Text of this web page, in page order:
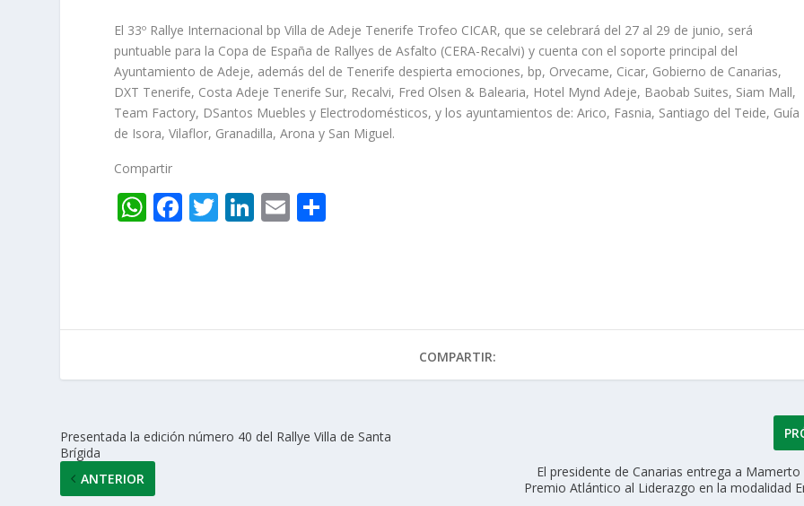
El 33º Rallye Internacional bp Villa de Adeje Tenerife Trofeo CICAR, que se celebrará del 27 al 29 de junio, será
puntuable para la Copa de España de Rallyes de Asfalto (CERA-Recalvi) y cuenta con el soporte principal del
Ayuntamiento de Adeje, además del de Tenerife despierta emociones, bp, Orvecame, Cicar, Gobierno de Canarias,
DXT Tenerife, Costa Adeje Tenerife Sur, Recalvi, Fred Olsen & Balearia, Hotel Mynd Adeje, Baobab Suites, Siam Mall,
Team Factory, DSantos Muebles y Electrodomésticos, y los ayuntamientos de: Arico, Fasnia, Santiago del Teide, Guía
de Isora, Vilaflor, Granadilla, Arona y San Miguel.
Compartir
W
A
p
F
o
k
T Li
dI
E
ar
r
COMPARTIR:
Presentada la edición número 40 del Rallye Villa de Santa
Brígida
ANTERIOR
El presidente de Canarias entrega a Mamerto
Premio Atlántico al Liderazgo en la modalidad